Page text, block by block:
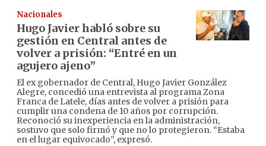
Nacionales
Hugo Javier habló sobre su
gestión en Central antes de
volver a prisión: “Entré en un
agujero ajeno”
El ex gobernador de Central, Hugo Javier González
Alegre, concedió una entrevista al programa Zona
Franca de Latele, días antes de volver a prisión para
cumplir una condena de 10 años por corrupción.
Reconoció su inexperiencia en la administración,
sostuvo que solo firmó y que no lo protegieron. “Estaba
en el lugar equivocado”, expresó.